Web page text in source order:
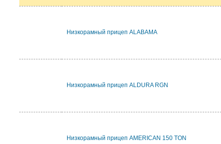
Низкорамный прицеп ALABAMA
Низкорамный прицеп ALDURA RGN
Низкорамный прицеп AMERICAN 150 TON